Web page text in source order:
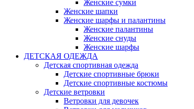
Женские сумки
Женские шапки
Женские шарфы и палантины
Женские палантины
Женские снуды
Женские шарфы
ДЕТСКАЯ ОДЕЖДА
Детская спортивная одежда
Детские спортивные брюки
Детские спортивные костюмы
Детские ветровки
Ветровки для девочек